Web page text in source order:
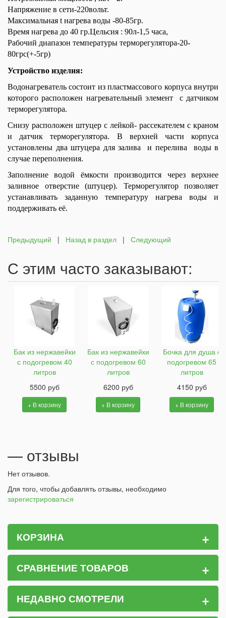
Напряжение в сети-220вольт.
Максимальная t нагрева воды -80-85гр.
Время нагрева до 40 гр.Цельсия : 90л-1,5 часа,
Рабочий диапазон температуры терморегулятора-20-
80грс(+-5гр)
Устройство изделия:
Водонагреватель состоит из пластмассового корпуса внутри
которого расположен нагревательный элемент с датчиком
терморегулятора.
Снизу расположен штуцер c лейкой- рассекателем с краном
и датчик терморегулятора. В верхней части корпуса
установлены два штуцера для залива и перелива воды в
случае переполнения.
Заполнение водой ёмкости производится через верхнее
заливное отверстие (штуцер). Терморегулятор позволяет
устанавливать заданную температуру нагрева воды и
поддерживать её.
Предыдущий | Назад в раздел | Следующий
С этим часто заказывают:
Бак из нержавейки
с подогревом 40
литров
5500 руб
+ В корзину
Бак из нержавейки
с подогревом 60
литров
6200 руб
+ В корзину
Бочка для душа с
подогревом 65
литров
4150 руб
+ В корзину
— отзывы
Нет отзывов.
Для того, чтобы добавлять отзывы, необходимо
зарегистрироваться
КОРЗИНА +
СРАВНЕНИЕ ТОВАРОВ +
НЕДАВНО СМОТРЕЛИ +